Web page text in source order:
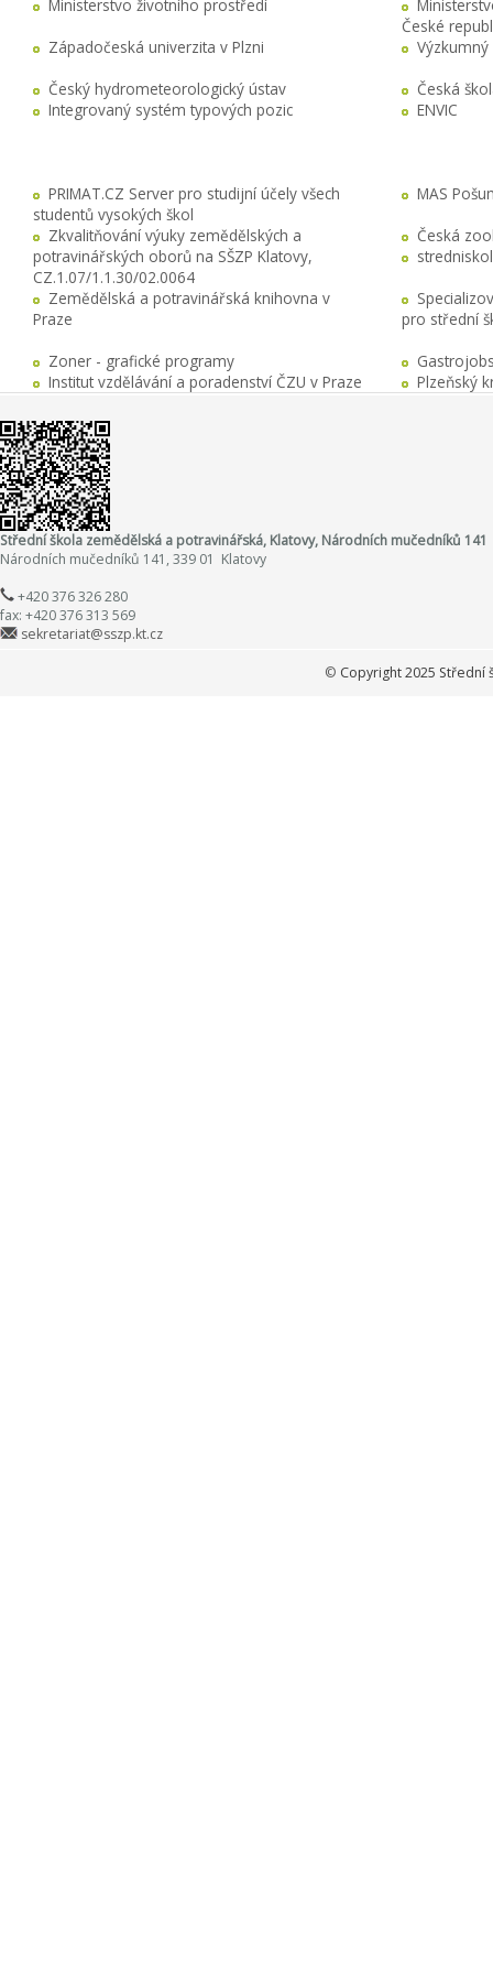
Ministerstvo životního prostředí
České
Západočeská univerzita v Plzni
Český hydrometeorologický ústav
Česká
Integrovaný systém typových pozic
ENVIC
PRIMAT.CZ Server pro studijní účely všech
studentů vysokých škol
MAS
Zkvalitňování výuky zemědělských a
potravinářských oborů na SŠZP Klatovy,
CZ.1.07/1.1.30/02.0064
Česká
Zemědělská a potravinářská knihovna v
Praze
pro střední
Zoner - grafické programy
Institut vzdělávání a poradenství ČZU v Praze
Plzeňský
Střední škola zemědělská a potravinářská, Klatovy, Národních mučedníků 141
Národních mučedníků 141, 339 01 Klatovy
+420 376 326 280
fax: +420 376 313 569
sekretariat@sszp.kt.cz
© Copyright 2025 Střední